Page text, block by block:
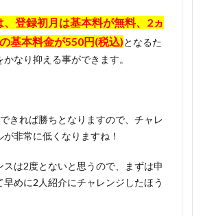
登録初月は基本料が無料、2ヵ
基本料金が550円(税込)となるた
なり抑える事ができます。
きれば勝ちとなりますので、チャレ
非常に低くなりますね！
スは2度とないと思うので、まずは申
早めに2人紹介にチャレンジしたほう